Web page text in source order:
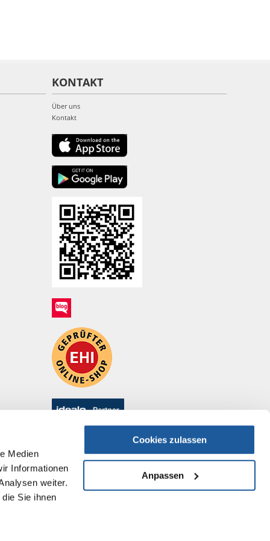
Medien
Informationen
weiter.
Sie ihnen
Cookies zulassen
Anpassen
KONTAKT
Über uns
Kontakt